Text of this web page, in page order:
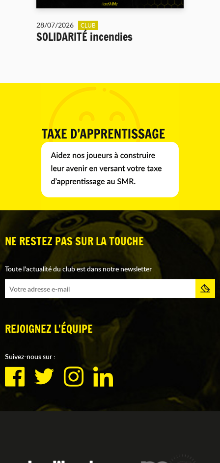
28/07/2026 CLUB
SOLIDARITÉ incendies
NE RESTEZ PAS SUR LA TOUCHE
Toute l'actualité du club est dans notre newsletter
REJOIGNEZ L'ÉQUIPE
Suivez-nous sur :